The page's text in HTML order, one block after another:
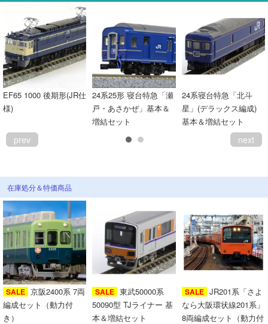
EF65 1000 後期形(JR仕
様)
24系25形 寝台特急「瀬
戸・あさかぜ」基本＆
増結セット
24系寝台特急「北斗
星」(デラックス編成)
基本＆増結セット
prev next
在庫処分＆特価商品
SALE 京阪2400系 7両
編成セット（動力付
き）
SALE 東武50000系
50090型 TJライナー 基
本＆増結セット
SALE JR201系「さよ
なら大阪環状線201系」
8両編成セット（動力付